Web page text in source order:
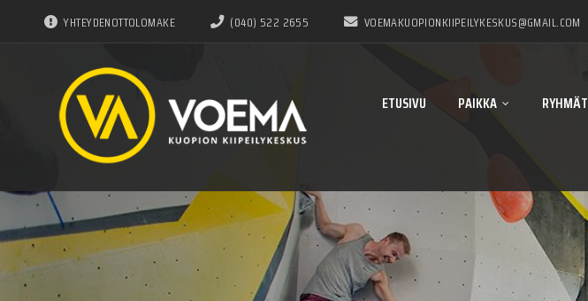
YHTEYDENOTTOLOMAKE (040) 522 2655 VOEMAKUOPIONKIIPEILYKESKUS@GMAIL.COM
ETUSIVU PAIKKA RYHMÄT